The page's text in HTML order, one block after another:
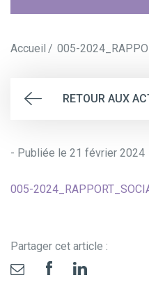
Accueil 005-
RETOUR AUX
- Publiée le 21 février 2024
005-
Partager cet article :